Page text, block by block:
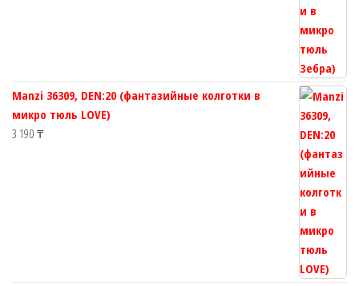
Manzi 36309, DEN:20 (фантазийные колготки в
микро тюль LOVE)
3 190 ₸